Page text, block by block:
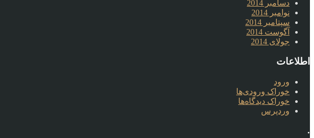
دسامبر 2014
نوامبر 2014
سپتامبر 2014
آگوست 2014
جولای 2014
اطلاعات
ورود
خوراک ورودی‌ها
خوراک دیدگاه‌ها
وردپرس
.